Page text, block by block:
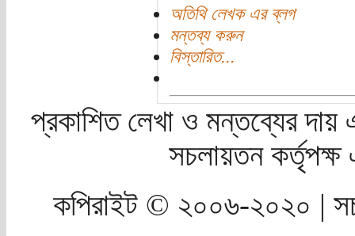
অতিথি লেখক এর ব্লগ
মন্তব্য করুন
বিস্তারিত...
প্রকাশিত লেখা ও মন্তব্যের দায়
সচলায়তন
কপিরাইট © ২০০৬-২০২০ |